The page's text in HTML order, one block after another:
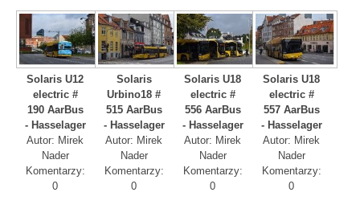
Solaris U12
electric #
190 AarBus
- Hasselager
Autor: Mirek
Nader
Komentarzy:
0
Solaris
Urbino18 #
515 AarBus
- Hasselager
Autor: Mirek
Nader
Komentarzy:
0
Solaris U18
electric #
556 AarBus
- Hasselager
Autor: Mirek
Nader
Komentarzy:
0
Solaris U18
electric #
557 AarBus
- Hasselager
Autor: Mirek
Nader
Komentarzy:
0